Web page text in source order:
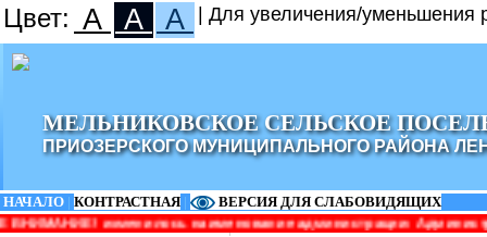
Цвет: A A A | Для увеличения/
МЕЛЬНИКОВСКОЕ СЕЛЬСКОЕ
ПРИОЗЕРСКОГО МУНИЦИПАЛЬНОГО РАЙОНА
НАЧАЛО | КОНТРАСТНАЯ |
ВЕРСИЯ ДЛЯ СЛАБОВИДЯЩИХ
наименование администрации: Администрация